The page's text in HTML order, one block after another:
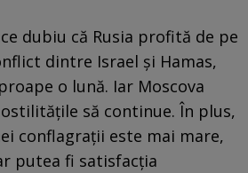
dubiu că Rusia profită de pe
dintre Israel și Hamas,
o lună. Iar Moscova
să continue. În plus,
conflagrații este mai mare,
putea fi satisfacția